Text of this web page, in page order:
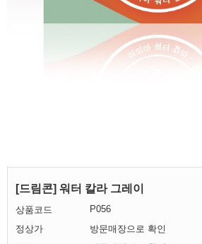
[드림콘] 워터 칼라 그레이
상품코드
P056
정상가
방문매장으로 확인